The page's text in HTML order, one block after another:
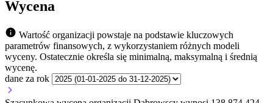
Wycena
Wartość organizacji powstaje na podstawie kluczowych
parametrów finansowych, z wykorzystaniem różnych modeli
wyceny. Ostatecznie określa się minimalną, maksymalną i średnią
wycenę.
dane za rok